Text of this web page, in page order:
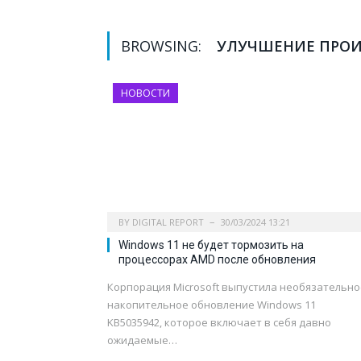
BROWSING: УЛУЧШЕНИЕ
НОВОСТИ
BY DIGITAL REPORT 30/03/2024 13:21
Windows 11 не будет тормозить на
процессорах AMD после обновления
Корпорация Microsoft выпустила
накопительное обновление Windows 11
KB5035942, которое включает в себя давно
ожидаемые…